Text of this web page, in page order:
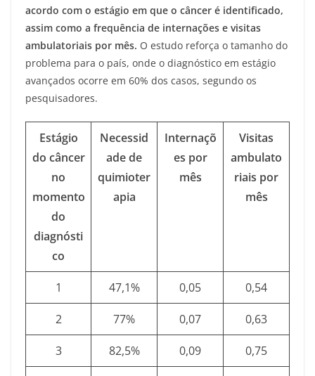
acordo com o estágio em que o câncer é identificado,
assim como a frequência de internações e visitas
ambulatoriais por mês. O estudo reforça o tamanho do
problema para o país, onde o diagnóstico em estágio
avançados ocorre em 60% dos casos, segundo os
pesquisadores.
Estágio
do câncer
no
momento
do
diagnósti
co
Necessid
ade de
quimioter
apia
Internaçõ
es por
mês
Visitas
ambulato
riais por
mês
1 47,1% 0,05 0,54
2 77% 0,07 0,63
3 82,5% 0,09 0,75